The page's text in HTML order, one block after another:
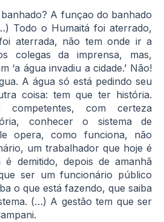
A funçao do banhado
Todo o Humaitá foi aterrado,
aterrada, não tem onde ir a
colegas da imprensa, mas,
‘a água invadiu a cidade.’ Não!
A água só está pedindo seu
coisa: tem que ter história.
competentes, com certeza
conhecer o sistema de
opera, como funciona, não
um trabalhador que hoje é
é demitido, depois de amanhã
ser um funcionário público
o que está fazendo, que saiba
(…) A gestão tem que ser